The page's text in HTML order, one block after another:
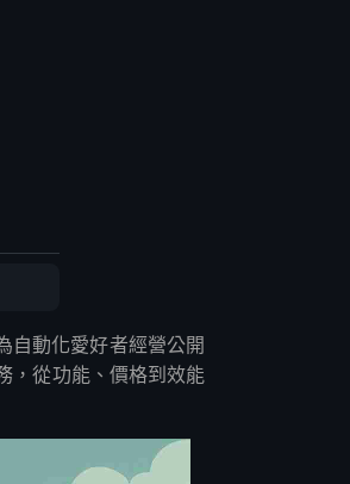
自動化愛好者經營公開
，從功能、價格到效能